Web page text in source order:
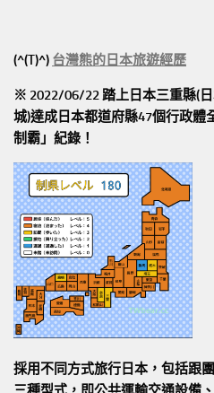
(^(T)^) 台灣熊的日本旅遊經歷
※ 2022/06/22 踏上日本三重縣(
城)達成日本都道府縣47個行政體
制霸」紀錄！
採用不同方式旅行日本，包括跟